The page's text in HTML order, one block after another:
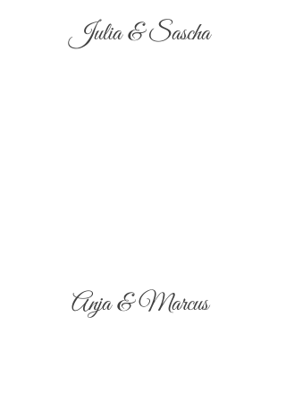
Julia & Sascha
Anja & Marcus